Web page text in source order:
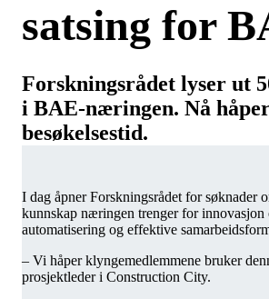
satsing for
Forskningsrådet lyser ut
i BAE-næringen. Nå
besøkelsestid.
I dag åpner Forskningsrådet for søknader
kunnskap næringen trenger for innovasjon
automatisering og effektive
– Vi håper klyngemedlemmene bruker
prosjektleder i Construction City.